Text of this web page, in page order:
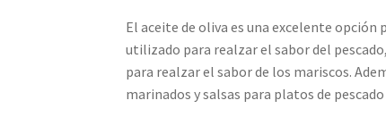
El aceite de oliva es una excelente opción
utilizado para realzar el sabor del
para realzar el sabor de los mariscos.
marinados y salsas para platos de